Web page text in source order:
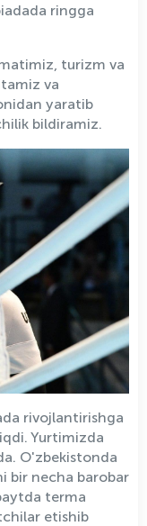
ringga
turizm va
va
yaratib
bildiramiz.
rivojlantirishga
Yurtimizda
O'zbekistonda
bir necha barobar
terma
etishib